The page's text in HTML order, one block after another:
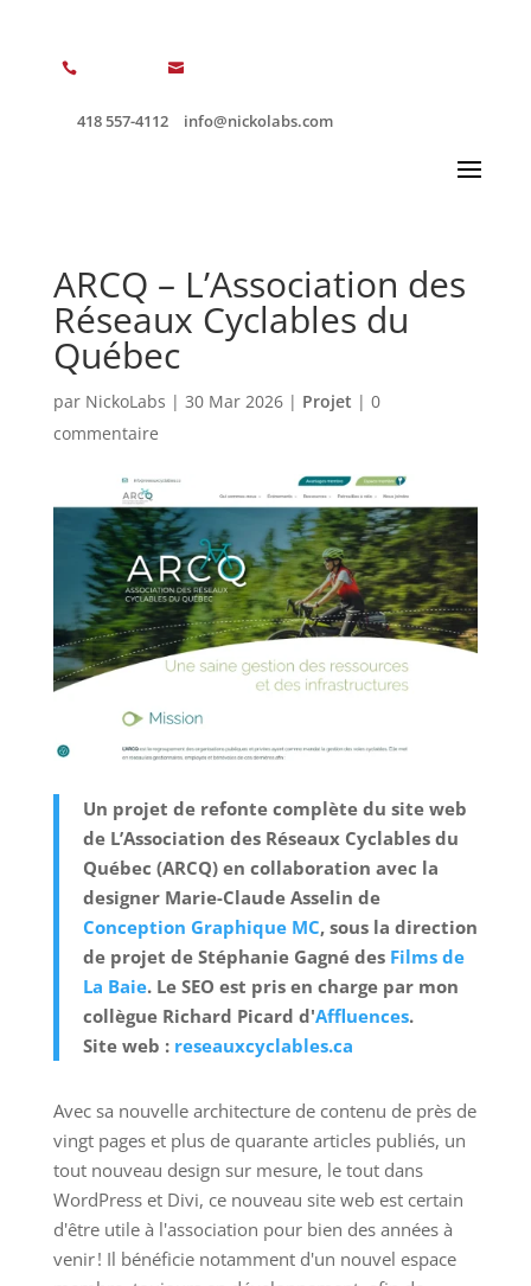

418 557-4112

info@nickolabs.com
ARCQ – L’Association des
Réseaux Cyclables du
Québec
par NickoLabs | 30 Mar 2026| Projet | 0
commentaire
Un projet de refonte complète du site web
de L’Association des Réseaux Cyclables du
Québec (ARCQ) en collaboration avec la
designer Marie-Claude Asselin de
Conception Graphique MC, sous la direction
de projet de Stéphanie Gagné des Films de
La Baie. Le SEO est pris en charge par mon
collègue Richard Picard d'Affluences.
Site web : reseauxcyclables.ca
Avec sa nouvelle architecture de contenu de près de
vingt pages et plus de quarante articles publiés, un
tout nouveau design sur mesure, le tout dans
WordPress et Divi, ce nouveau site web est certain
d'être utile à l'association pour bien des années à
venir ! Il bénéficie notamment d'un nouvel espace